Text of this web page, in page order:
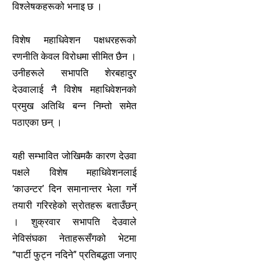
विश्लेषकहरूको भनाइ छ ।
विशेष महाधिवेशन पक्षधरहरूको
रणनीति केवल विरोधमा सीमित छैन ।
उनीहरूले सभापति शेरबहादुर
देउवालाई नै विशेष महाधिवेशनको
प्रमुख अतिथि बन्न निम्तो समेत
पठाएका छन् ।
यही सम्भावित जोखिमकै कारण देउवा
पक्षले विशेष महाधिवेशनलाई
‘काउन्टर’ दिन समानान्तर भेला गर्ने
तयारी गरिरहेको स्रोतहरू बताउँछन्
। शुक्रवार सभापति देउवाले
नेविसंघका नेताहरूसँगको भेटमा
“पार्टी फुट्न नदिने” प्रतिबद्धता जनाए